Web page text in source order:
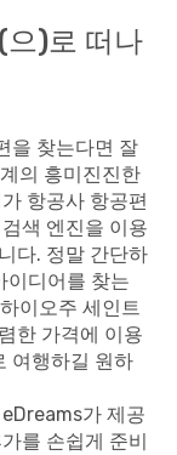
으)로 떠나
을 찾는다면 잘
의 흥미진진한
항공사 항공편
색 엔진을 이용
다. 정말 간단하
이디어를 찾는
이오주 세인트
한 가격에 이용
여행하길 원하
가 제공
를 손쉽게 준비